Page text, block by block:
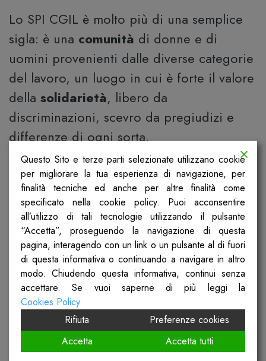
Lo SPI CGIL è molto più di una semplice
sigla: è una comunità di donne e di
uomini provenienti dalle diverse categorie
del lavoro, un luogo in cui è forte il valore
della solidarietà, libero da
discriminazioni, scevro da pregiudizi e
differenze di ogni sorta.
Unarete capillarecon migliaia di
persone, tra attivisti e volontari, costituisce
il cuore dello SPI CGIL. È proprio grazie
alla loro passione, al loro attivismo, al
desiderio di far valere i diritti
fondamentali della persona in qualsivoglia
contesto che il Sindacato in Lombardia ha
saputo intercettare le esigenze di oltre
400.000iscritti in
14 strutture
territorialie oltre 200 leghe.
Questo Sito e terze parti selezionate utilizzano cookie
per migliorare la tua esperienza di navigazione, per
finalità tecniche ed anche per altre finalità come
specificato nella cookie policy. Puoi acconsentire
all’utilizzo di tali tecnologie utilizzando il pulsante
“Accetta”, proseguendo la navigazione di questa
pagina, interagendo con un link o un pulsante al di fuori
di questa informativa o continuando a navigare in altro
modo. Chiudendo questa informativa, continui senza
accettare. Se vuoi saperne di più leggi la
Cookies Policy
Rifiuta
Preferenze cookies
Accetta
Accetta tutti